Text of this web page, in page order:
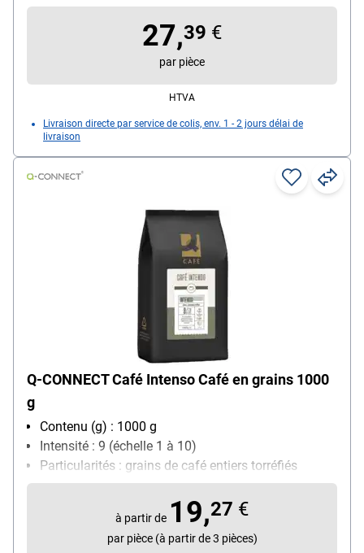
et floral / torréfaction moyenne / corps
moyennement corsé / idéal pour une préparation
dans une machine à espresso automatique
Sorte de café : Grains Arabica
27,39 €
par pièce
HTVA
Livraison directe par service de colis, env. 1 - 2 jours délai de
livraison
Q-CONNECT Café Intenso Café en grains 1000
g
Contenu (g) : 1000 g
Intensité : 9 (échelle 1 à 10)
Particularités : grains de café entiers torréfiés
lentement / combine le goût et l'acidité du grain
Arabica avec le goût plus prononcé et la crème du
grain Robusta / convient aux machines à café
automatiques
à partir de 19,27 €
par pièce (à partir de 3 pièces)